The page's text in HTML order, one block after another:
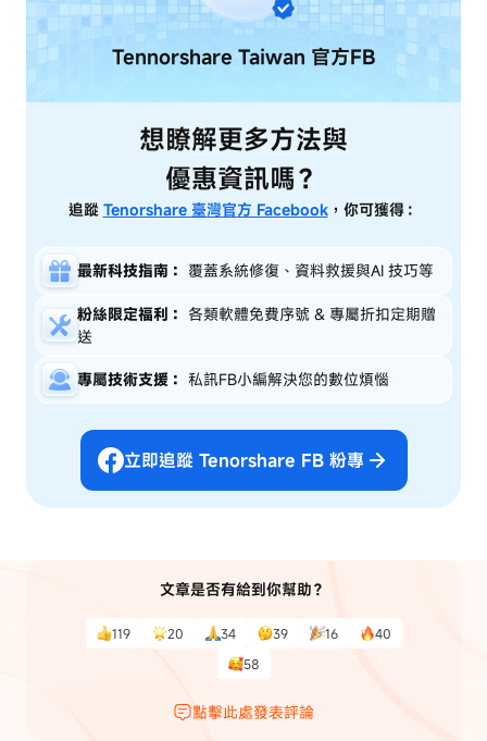
Tennorshare Taiwan 官方FB
想瞭解更多方法與
優惠資訊嗎？
追蹤 Tenorshare 臺灣官方 Facebook，你可獲得：
最新科技指南： 覆蓋系統修復、資料救援與AI 技巧等
粉絲限定福利： 各類軟體免費序號 & 專屬折扣定期贈
送
專屬技術支援： 私訊FB小編解決您的數位煩惱
立即追蹤 Tenorshare FB 粉專
文章是否有給到你幫助？
119 20 34 39 16
40
58
點擊此處發表評論